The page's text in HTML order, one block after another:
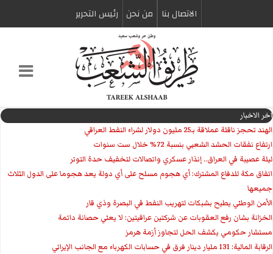
الاتصال بنا من نحن رئیس التحریر
اخر الاخبار
الهند تحجز ناقلة عملاقة بـ25 مليون دولار لشراء النفط العراقي
ارتفاع نفقات الحشد الشعبي بنسبة 72% خلال ست سنوات
ليلة عصيبة في العراق.. إنذار عسكري واتصالات لتخفيف حدة التوتر
‏اتفاق مكة للدفاع المشترك: أي هجوم مسلح على أي دولة يعد هجوما على الدول الثلاث
جميعها
الأمن الوطني يطيح بشبكات لتهريب النفط في البصرة وذي قار
الخزانة بشان رفع العقوبات عن شركتين عراقيتين: لا يعني حصانة دائمة
مستشار حكومي يكشف الحل لتجاوز أزمة هرمز
الرقابة المالية: 131 مليار دينار فرق في حسابات الكهرباء مع الجانب الإيراني